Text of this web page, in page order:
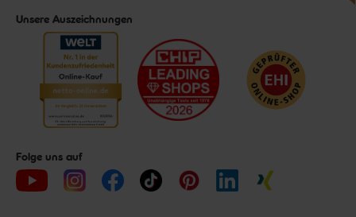
Unsere Auszeichnungen
Folge uns auf